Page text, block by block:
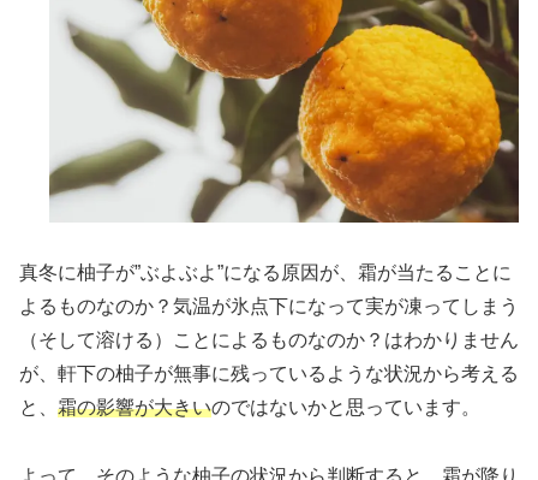
真冬に柚子が”ぶよぶよ”になる原因が、霜が当たることに
よるものなのか？気温が氷点下になって実が凍ってしまう
（そして溶ける）ことによるものなのか？はわかりません
が、軒下の柚子が無事に残っているような状況から考える
と、 霜の影響が大きいのではないかと思っています。
よって、そのような柚子の状況から判断すると、霜が降り